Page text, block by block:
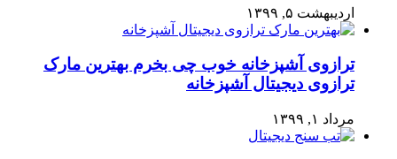
اردیبهشت ۵, ۱۳۹۹
ترازوی آشپزخانه خوب چی بخرم بهترین مارک
ترازوی دیجیتال آشپزخانه
مرداد ۱, ۱۳۹۹